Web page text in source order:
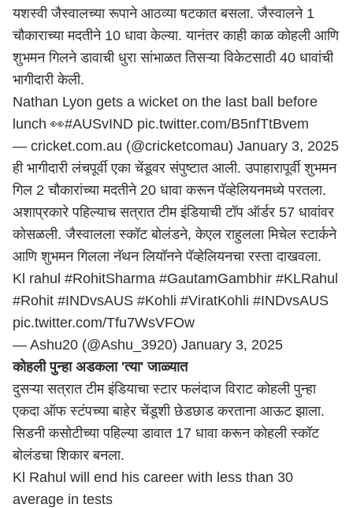
यशस्वी जैस्वालच्या रूपाने आठव्या षटकात बसला. जैस्वालने 1
चौकाराच्या मदतीने 10 धावा केल्या. यानंतर काही काळ कोहली आणि
शुभमन गिलने डावाची धुरा सांभाळत तिसऱ्या विकेटसाठी 40 धावांची
भागीदारी केली.
Nathan Lyon gets a wicket on the last ball before
lunch 👀#AUSvIND pic.twitter.com/B5nfTtBvem
— cricket.com.au (@cricketcomau) January 3, 2025
ही भागीदारी लंचपूर्वी एका चेंडूवर संपुष्टात आली. उपाहारापूर्वी शुभमन
गिल 2 चौकारांच्या मदतीने 20 धावा करून पॅव्हेलियनमध्ये परतला.
अशाप्रकारे पहिल्याच सत्रात टीम इंडियाची टॉप ऑर्डर 57 धावांवर
कोसळली. जैस्वालला स्कॉट बोलंडने, केएल राहुलला मिचेल स्टार्कने
आणि शुभमन गिलला नॅथन लियॉनने पॅव्हेलियनचा रस्ता दाखवला.
Kl rahul #RohitSharma #GautamGambhir #KLRahul
#Rohit #INDvsAUS #Kohli #ViratKohli #INDvsAUS
pic.twitter.com/Tfu7WsVFOw
— Ashu20 (@Ashu_3920) January 3, 2025
कोहली पुन्हा अडकला 'त्या' जाळ्यात
दुसऱ्या सत्रात टीम इंडियाचा स्टार फलंदाज विराट कोहली पुन्हा
एकदा ऑफ स्टंपच्या बाहेर चेंडूशी छेडछाड करताना आऊट झाला.
सिडनी कसोटीच्या पहिल्या डावात 17 धावा करून कोहली स्कॉट
बोलंडचा शिकार बनला.
Kl Rahul will end his career with less than 30
average in tests